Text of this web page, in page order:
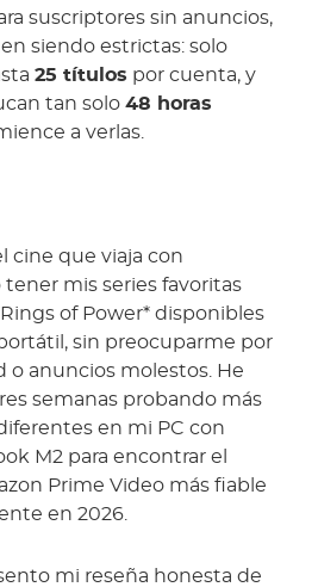
suscriptores sin anuncios,
siendo estrictas: solo
25 títulos por cuenta, y
tan solo48 horas
a verlas.
cine que viaja con
mis series favoritas
of Power* disponibles
sin preocuparme por
o anuncios molestos. He
semanas probando más
en mi PC con
M2 para encontrar el
Prime Video más fiable
en 2026.
mi reseña honesta de